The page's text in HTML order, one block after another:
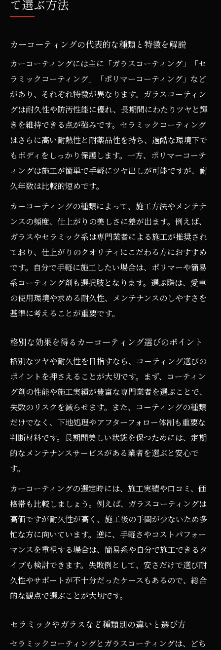
て選ぶ方法
カーコーティングの代表的な種類と特徴を解説
カーコーティングには主に「ガラスコーティング」「セ
ラミックコーティング」「ポリマーコーティング」など
があり、それぞれ特徴が異なります。ガラスコーティン
グは耐久性や防汚性能に優れ、長期間にわたりツヤと輝
きを維持できる点が強みです。セラミックコーティング
はさらに高い耐熱性と耐薬品性を持ち、過酷な環境下で
もボディをしっかり保護します。一方、ポリマーコーテ
ィングは施工が簡単で手軽にツヤ出しが可能ですが、耐
久年数は比較的短めです。
カーコーティングの種類によって、施工方法やメンテナ
ンスの頻度、仕上がりの美しさに差が出ます。例えば、
ガラスやセラミック系は専門業者による施工が推奨され
ており、仕上がりのクオリティにこだわる方におすすめ
です。自分で手軽に施工したい場合は、ポリマーや簡易
系コーティング剤も選択肢となります。選ぶ際は、愛車
の使用環境や求める耐久性、メンテナンスのしやすさを
基準に考えることが重要です。
格別な効果を得るカーコーティング選びのポイント
格別なツヤや耐久性を目指すなら、コーティング選びの
ポイントを押さえることが大切です。まず、コーティン
グ剤の性能や施工実績が豊富な専門業者を選ぶことで、
失敗のリスクを減らせます。また、コーティングの種類
だけでなく、下地処理やアフターフォロー体制も重要な
判断材料です。長期間美しい状態を保つためには、定期
的なメンテナンスサービスがある業者を選ぶと安心で
す。
カーコーティングの選定時には、施工実績や口コミ、価
格帯も比較しましょう。例えば、ガラスコーティングは
高価ですが耐久性が高く、施工後の手間が少ないため多
忙な方に向いています。逆に、手軽さやコストパフォー
マンスを重視する場合は、簡易系や自分で施工できるタ
イプも検討できます。失敗例として、安さだけで選び耐
久性やサポートが不十分だったケースもあるので、総合
的な観点で選ぶことが大切です。
セラミックやガラスなど種類別の違いと選び方
セラミックコーティングとガラスコーティングは、どち